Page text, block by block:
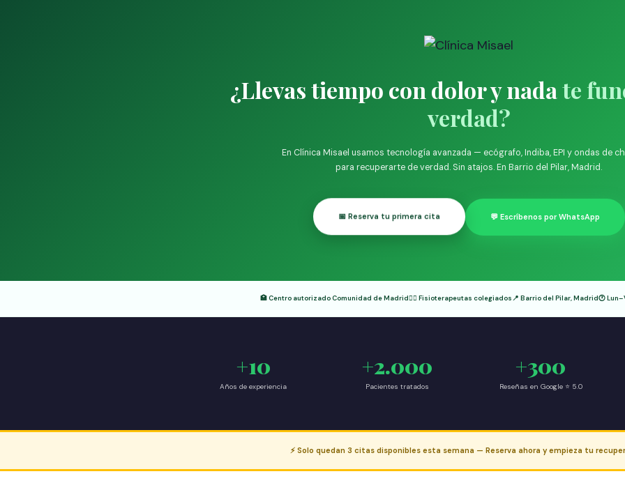
¿Llevas tiempo con dolor y nadate
verdad?
En Clínica Misael usamos tecnología avanzada — ecógrafo, Indiba, EPI y ondas de
para recuperarte de verdad. Sin atajos. En Barrio del Pilar, Madrid.
📅 Reserva tu primera cita 💬 Escríbenos por WhatsApp
🏥 Centro autorizado Comunidad de Madrid👨‍⚕️ Fisioterapeutas colegiados📍 Barrio del Pilar, Madrid🕐
+10
Años de experiencia
+2.000
Pacientes tratados
+300
Reseñas en Google ⭐ 5.0
⚡ Solo quedan 3 citas disponibles esta semana — Reserva ahora y empieza tu